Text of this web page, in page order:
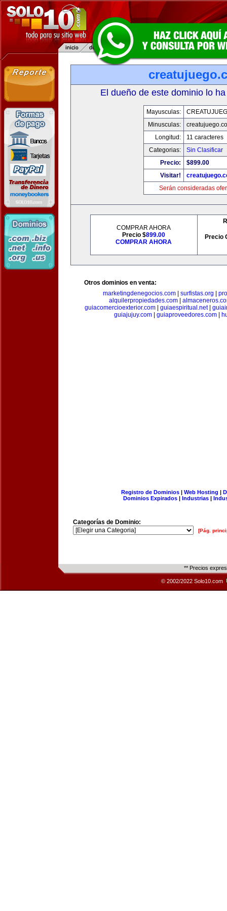
El dueño de este dominio lo
Mayusculas:
Minusculas:
Longitud:
11 caracteres
Categorias:
Sin Clasificar
Precio:
$899.00
Visitar!
Serán consideradas
COMPRAR AHORA
Precio $899.00
COMPRAR AHORA
Precio
Otros dominios en venta:
marketingdenegocios.com| surfistas.org
alquilerpropiedades.com
guiacomercioexterior.com| guiaespiritual.net|
guiajujuy.com| guiaproveedores.com|
Registro de Dominios| Web Hosting |
Dominios Expirados | Industrias |
Categorías de Dominio:
[Pág.
** Precios
© 2002/2022 Solo10.com